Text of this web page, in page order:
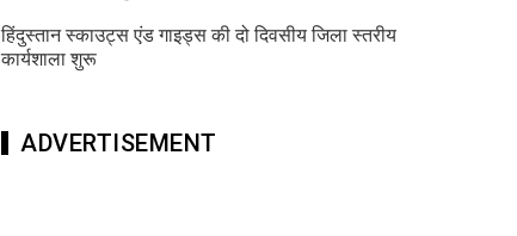
हिंदुस्तान स्काउट्स एंड गाइड्स की दो दिवसीय जिला स्तरीय
कार्यशाला शुरू
ADVERTISEMENT